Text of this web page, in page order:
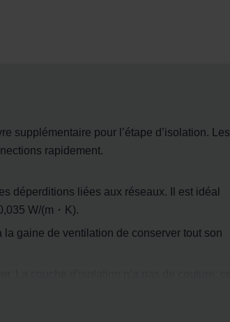
supplémentaire pour l’étape d’isolation. Les
rapidement.
déperditions liées aux réseaux. Il est idéal
W/(m・K).
la gaine de ventilation de conserver tout son